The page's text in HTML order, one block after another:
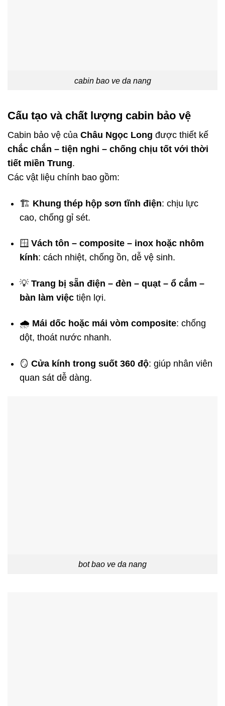
cabin bao ve da nang
Cấu tạo và chất lượng cabin bảo vệ
Cabin bảo vệ của Châu Ngọc Long được thiết kế
chắc chắn – tiện nghi – chống chịu tốt với thời
tiết miền Trung.
Các vật liệu chính bao gồm:
🏗️ Khung thép hộp sơn tĩnh điện: chịu lực
cao, chống gỉ sét.
🪟 Vách tôn – composite – inox hoặc nhôm
kính: cách nhiệt, chống ồn, dễ vệ sinh.
💡 Trang bị sẵn điện – đèn – quạt – ổ cắm –
bàn làm việctiện lợi.
🌧️ Mái dốc hoặc mái vòm composite: chống
dột, thoát nước nhanh.
🪞 Cửa kính trong suốt 360 độ: giúp nhân viên
quan sát dễ dàng.
bot bao ve da nang